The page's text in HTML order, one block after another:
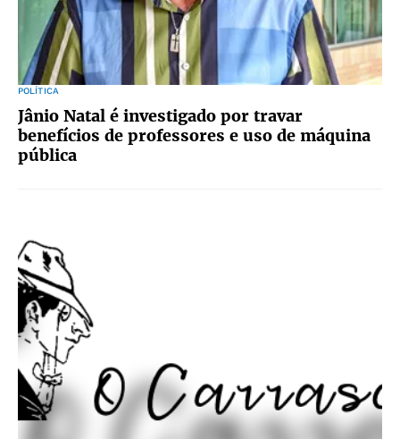
POLÍTICA
Jânio Natal é investigado por travar
benefícios de professores e uso de máquina
pública